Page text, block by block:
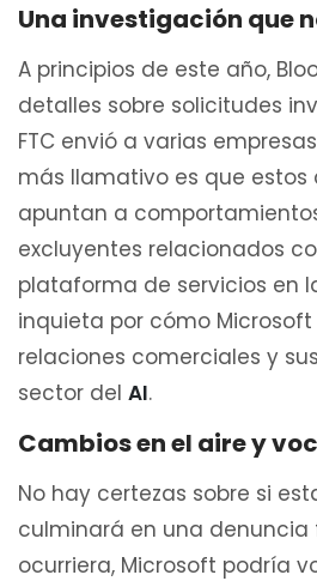
Una investigación que
A principios de este año,
detalles sobre solicitudes
FTC envió a varias
más llamativo es que estos
apuntan a
excluyentes relacionados
plataforma de servicios en
inquieta por cómo
relaciones comerciales y
sector del AI.
Cambios en el aire y
No hay certezas sobre si
culminará en una denuncia
ocurriera, Microsoft podría